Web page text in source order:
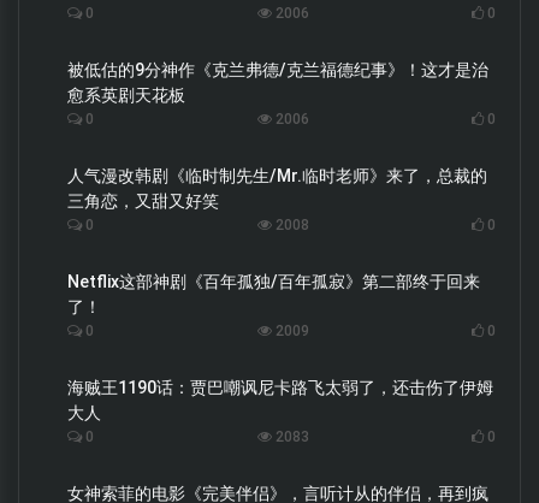
0 2006 0
被低估的9分神作《克兰弗德/克兰福德纪事》！这才是治
愈系英剧天花板
0 2006 0
人气漫改韩剧《临时制先生/Mr.临时老师》来了，总裁的
三角恋，又甜又好笑
0 2008 0
Netflix这部神剧《百年孤独/百年孤寂》第二部终于回来
了！
0 2009 0
海贼王1190话：贾巴嘲讽尼卡路飞太弱了，还击伤了伊姆
大人
0 2083 0
女神索菲的电影《完美伴侣》，言听计从的伴侣，再到疯